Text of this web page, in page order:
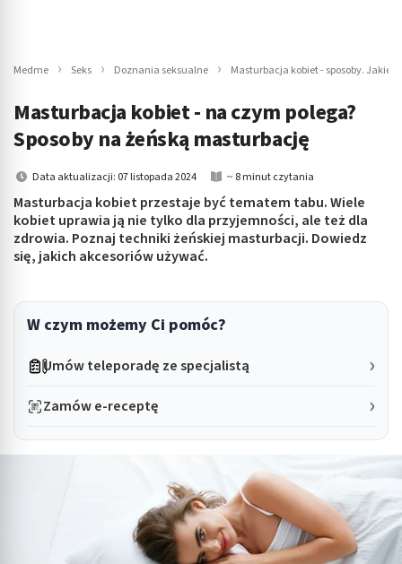
Medme Seks Doznania seksualne Masturbacja kobiet - sposoby. Jakie
Masturbacja kobiet - na czym polega?
Sposoby na żeńską masturbację
Data aktualizacji: 07 listopada 2024 ~ 8 minut czytania
Masturbacja kobiet przestaje być tematem tabu. Wiele
kobiet uprawia ją nie tylko dla przyjemności, ale też dla
zdrowia. Poznaj techniki żeńskiej masturbacji. Dowiedz
się, jakich akcesoriów używać.
W czym możemy Ci pomóc?
Umów teleporadę ze specjalistą
Zamów e-receptę